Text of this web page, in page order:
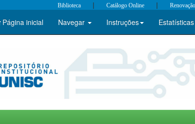
Biblioteca | Catálogo Online | Renovação
Página inicial Navegar Instruções Estatísticas